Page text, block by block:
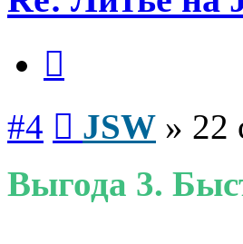
#4 JSW » 22
Выгода 3.